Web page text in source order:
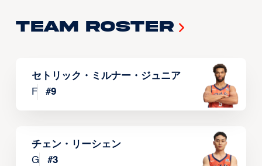
Team Roster
セトリック・ミルナー・ジュニア
F
#9
チェン・リーシェン
G
#3